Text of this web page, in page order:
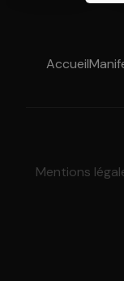
Accueil
Mentions